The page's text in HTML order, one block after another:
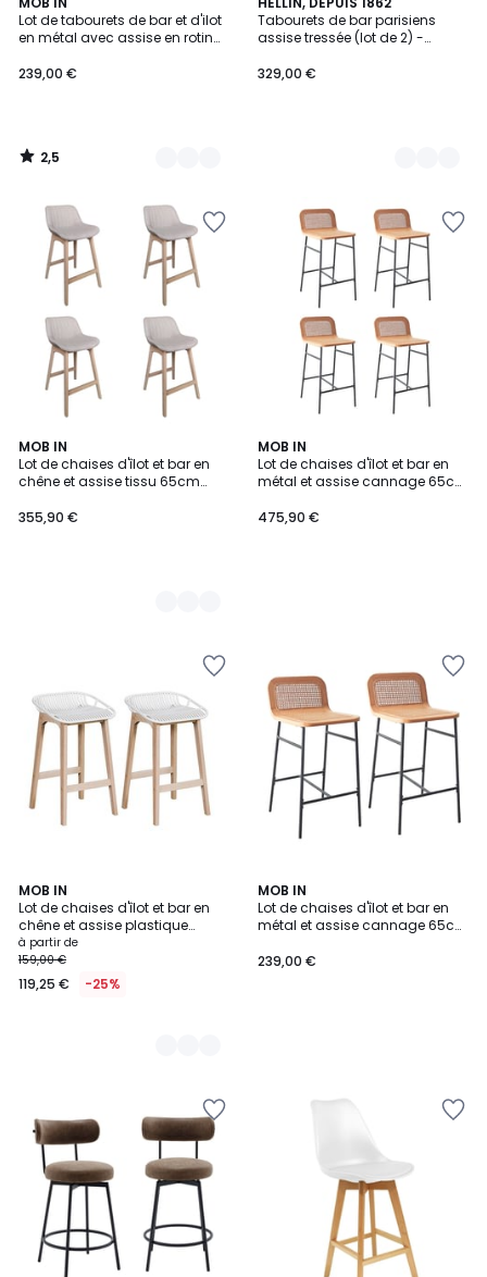
Lot de tabourets de bar et d'ilot
en métal avec assise en rotin
239,00 €
/ 5
2
Couleurs
2,5
/
Tabourets de bar parisiens
assise tressée (lot de 2) -
329,00 €
2
Couleurs
MOB IN
Lot de chaises d'îlot et bar en
chêne et assise tissu 65cm
355,90 €
2
Couleurs
MOB IN
Lot de chaises d'îlot et bar en
métal et assise cannage 65cm
475,90 €
MOB IN
Lot de chaises d'îlot et bar en
chêne et assise plastique
65cm MALMO | Lot de 2
à partir de
159,00 €
119,25 € -25%
2
Couleurs
MOB IN
Lot de chaises d'îlot et bar en
métal et assise cannage 65cm
239,00 €